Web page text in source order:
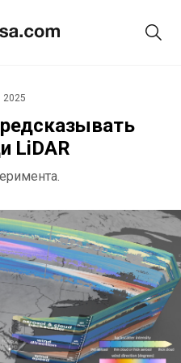
2025
LiDAR